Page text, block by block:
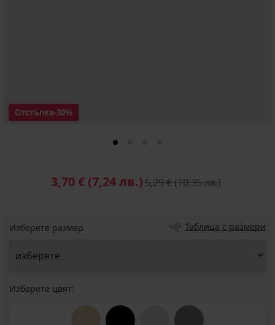
Отстъпка-30%
3,70 € (7,24 лв.)5,29 €(10,35 лв.)
Изберете размер Таблица с размери
Изберете цвят: